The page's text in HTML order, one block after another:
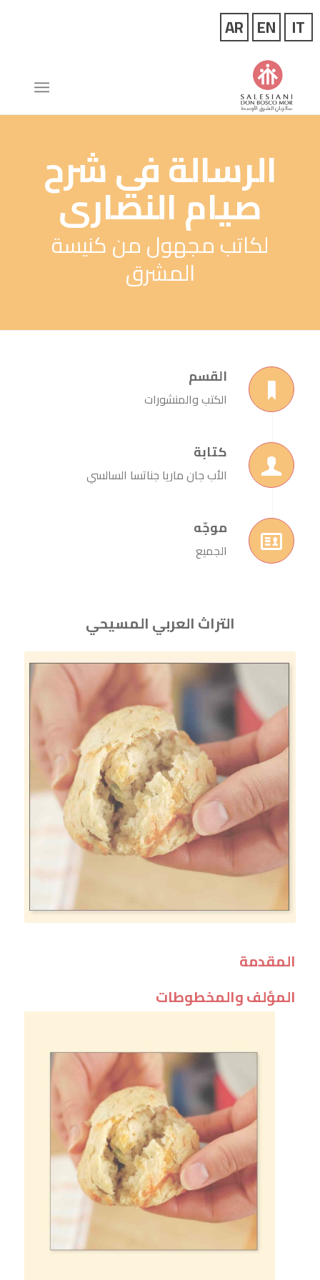
الرسالة في شرح
صيام النصارى
لكاتب مجهول من كنيسة
المشرق
القسم
الكتب والمنشورات
كتابة
الأب جان ماريا جناتسا السالسي
موجّه
الجميع
التراث العربي المسيحي
المقدمة
المؤلف والمخطوطات